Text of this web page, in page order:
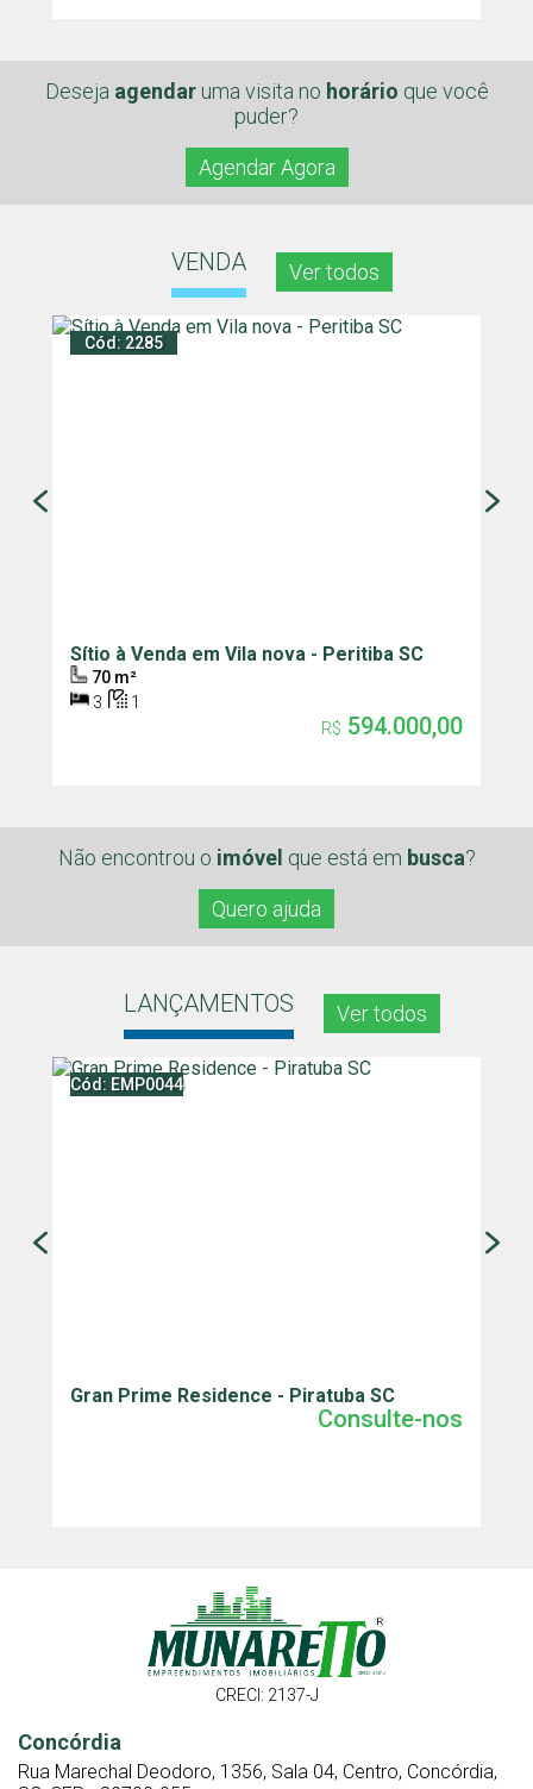
Deseja agendaruma visita no horário que você
puder?
Agendar Agora
VENDA Ver todos
Cód: 2285
Sítio à Venda em Vila nova - Peritiba SC
70 m²
3
1
R$ 594.000,00
Não encontrou o imóvel que está em busca?
Quero ajuda
LANÇAMENTOS Ver todos
Cód: EMP0044
Gran Prime Residence - Piratuba SC
Consulte-nos
CRECI: 2137-J
Concórdia
Rua Marechal Deodoro, 1356, Sala 04, Centro, Concórdia,